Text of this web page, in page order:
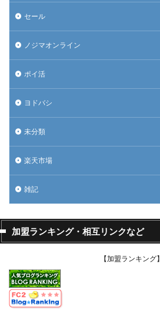
セール
ノジマオンライン
ポイ活
ヨドバシ
未分類
楽天市場
雑記
加盟ランキング・相互リンクなど
【加盟ランキング】